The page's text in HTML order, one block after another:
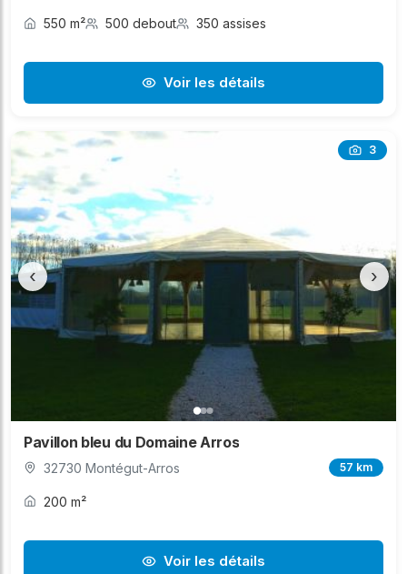
550 m² 500 debout 350 assises
Voir les détails
3
‹ ›
Pavillon bleu du Domaine Arros
32730 Montégut-Arros 57 km
200 m²
Voir les détails